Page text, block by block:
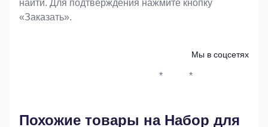
найти. Для подтверждения нажмите кнопку
«Заказать».
Мы в соцсетях
* *
Похожие товары на Набор для